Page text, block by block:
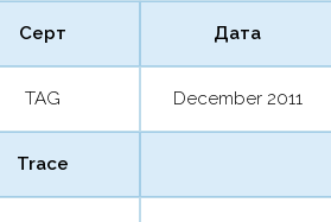
Серт
TAG
Дата
December 2011
Trace